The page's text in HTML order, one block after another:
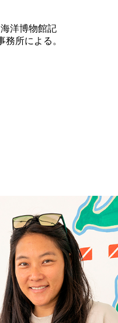
洋博物館記
所による。